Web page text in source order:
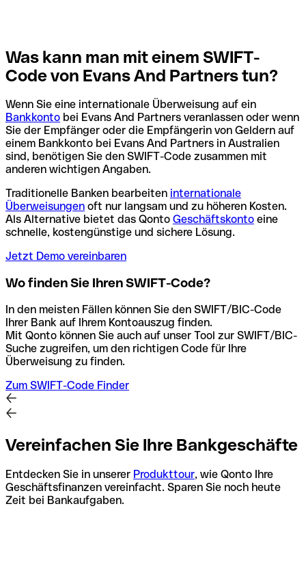
Was kann man mit einem SWIFT-
Code von Evans And Partners tun?
Wenn Sie eine internationale Überweisung auf ein
Bankkonto bei Evans And Partners veranlassen oder wenn
Sie der Empfänger oder die Empfängerin von Geldern auf
einem Bankkonto bei Evans And Partners in Australien
sind, benötigen Sie den SWIFT-Code zusammen mit
anderen wichtigen Angaben.
Traditionelle Banken bearbeiten internationale
Überweisungen oft nur langsam und zu höheren Kosten.
Als Alternative bietet das Qonto Geschäftskonto eine
schnelle, kostengünstige und sichere Lösung.
Jetzt Demo vereinbaren
Wo finden Sie Ihren SWIFT-Code?
In den meisten Fällen können Sie den SWIFT/BIC-Code
Ihrer Bank auf Ihrem Kontoauszug finden.
Mit Qonto können Sie auch auf unser Tool zur SWIFT/BIC-
Suche zugreifen, um den richtigen Code für Ihre
Überweisung zu finden.
Zum SWIFT-Code Finder
Vereinfachen Sie Ihre Bankgeschäfte
Entdecken Sie in unserer Produkttour, wie Qonto Ihre
Geschäftsfinanzen vereinfacht. Sparen Sie noch heute
Zeit bei Bankaufgaben.